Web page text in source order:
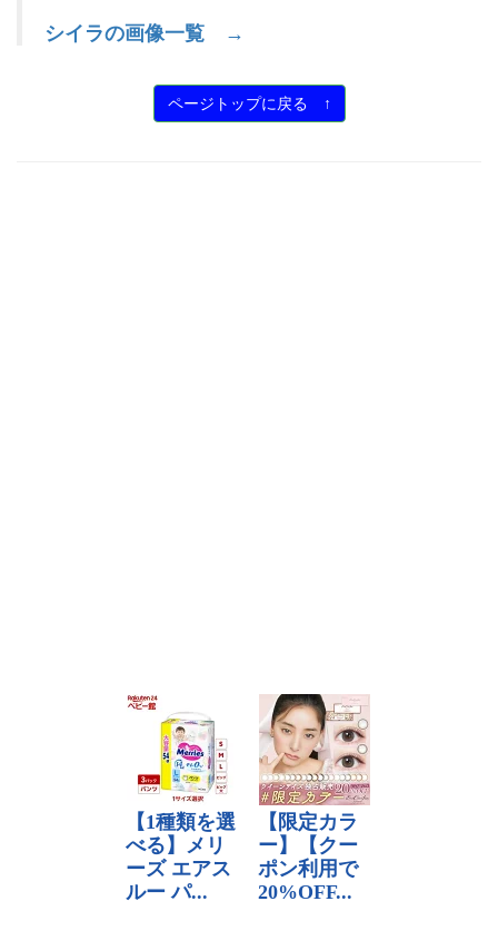
シイラの画像一覧 →
ページトップに戻る ↑